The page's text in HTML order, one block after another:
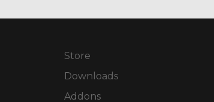
Store
Downloads
Addons